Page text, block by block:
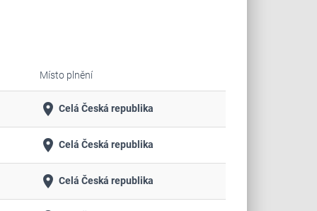
Místo plnění
place Celá Česká republika
place Celá Česká republika
place Celá Česká republika